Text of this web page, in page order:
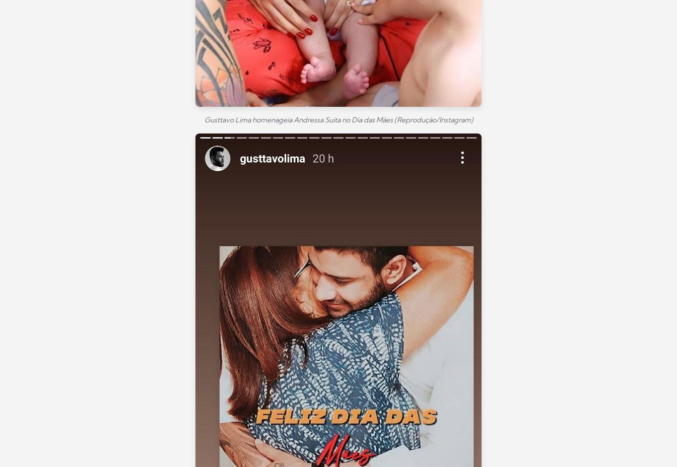
Gusttavo Lima homenageia Andressa Suita no Dia das Mães (Reprodução/Instagram)